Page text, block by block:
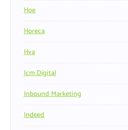
Hoe
Horeca
Hva
Icm Digital
Inbound Marketing
Indeed